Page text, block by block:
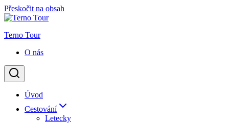
Přeskočit na obsah
Terno Tour
O nás
Úvod
Cestování
Letecky